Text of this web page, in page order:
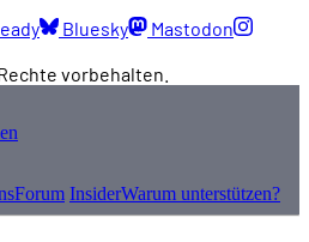
Bluesky
Mastodon
vorbehalten.
Forum InsiderWarum unterstützen?